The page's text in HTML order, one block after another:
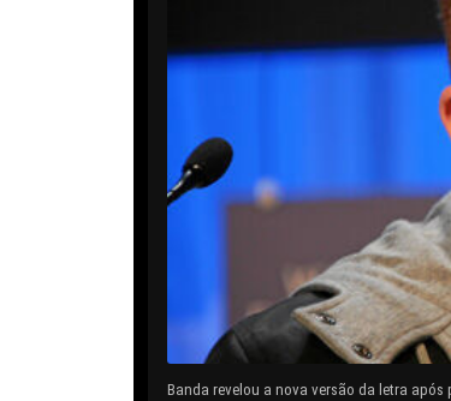
Banda revelou a nova versão da letra